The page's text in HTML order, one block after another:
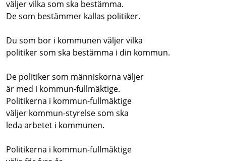
väljer vilka som ska bestämma.
De som bestämmer kallas politiker.
Du som bor i kommunen väljer vilka
politiker som ska bestämma i din kommun.
De politiker som människorna väljer
är med i kommun-fullmäktige.
Politikerna i kommun-fullmäktige
väljer kommun-styrelse som ska
leda arbetet i kommunen.
Politikerna i kommun-fullmäktige